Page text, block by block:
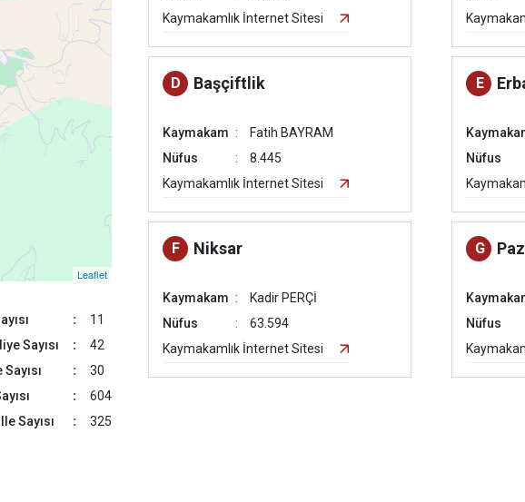
Leaflet
:
11
Sayısı
:
42
:
30
:
604
Sayısı
: 325
Kaymakamlık İnternet Sitesi
D Başçiftlik
Kaymakam
Fatih BAYRAM
Nüfus
8.445
Kaymakamlık İnternet Sitesi
E
Nüfus
F Niksar
Kaymakam
Kadir PERÇİ
Nüfus
63.594
Kaymakamlık İnternet Sitesi
G
Nüfus